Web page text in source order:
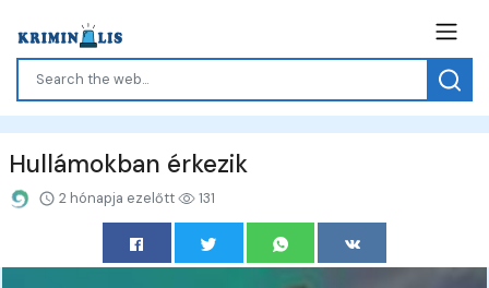
Hullámokban érkezik
2 hónapja ezelőtt 131